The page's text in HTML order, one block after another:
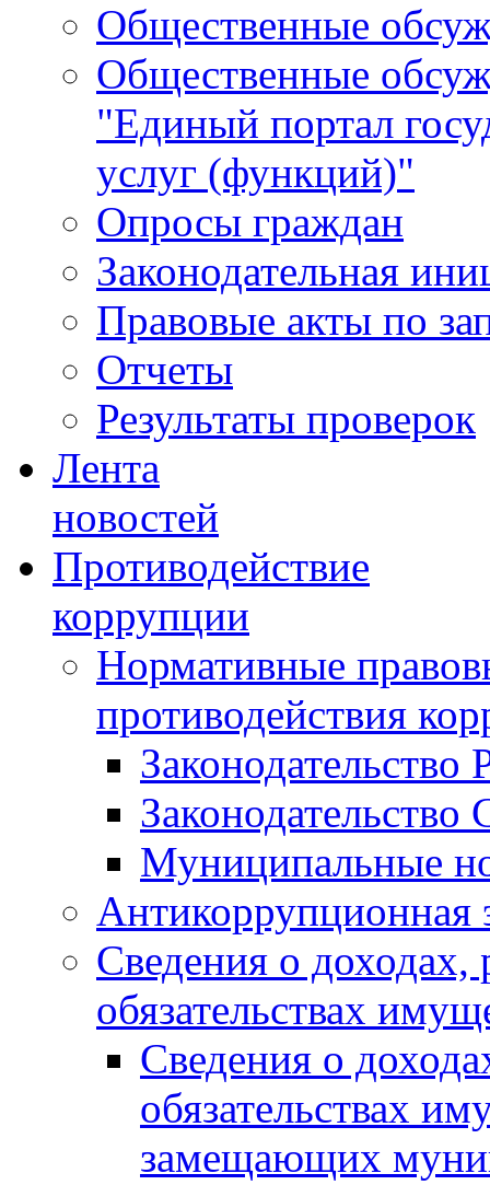
Общественные
Общественные
"Единый портал
услуг (функций)"
Опросы граждан
Законодательная
Правовые акты по
Отчеты
Результаты проверок
Лента
новостей
Противодействие
коррупции
Нормативные
противодействия
Законодательство
Муниципальные
Антикоррупционная
Сведения о доходах,
обязательствах
Сведения о
обязательствах
замещающих